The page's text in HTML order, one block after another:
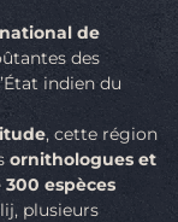
de
des
indien du
, cette région
ornithologues et
300 espèces
plusieurs